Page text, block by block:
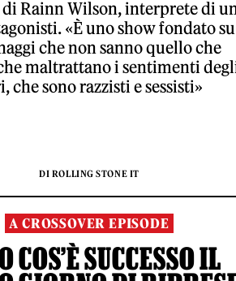
di Rainn Wilson, interprete di
«È uno show fondato su
che non sanno quello che
maltrattano i sentimenti
che sono razzisti e sessisti»
DI ROLLING STONE IT
A CROSSOVER EPISODE
COS’È SUCCESSO IL